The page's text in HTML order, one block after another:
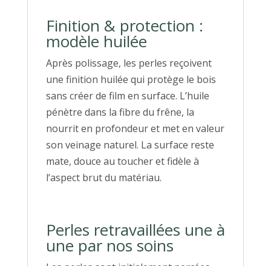
Finition & protection :
modèle huilée
Après polissage, les perles reçoivent
une finition huilée qui protège le bois
sans créer de film en surface. L’huile
pénètre dans la fibre du frêne, la
nourrit en profondeur et met en valeur
son veinage naturel. La surface reste
mate, douce au toucher et fidèle à
l’aspect brut du matériau.
Perles retravaillées une à
une par nos soins